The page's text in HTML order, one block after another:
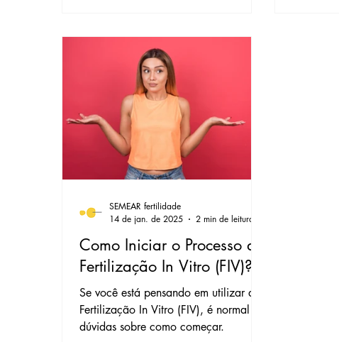
ectópica e busca na FIV uma forma de
evitar a repetição. Vamos entender
essa dinâmica.
Como Iniciar o Processo de
Fertilização In Vitro (FIV)?
Se você está pensando em utilizar a
Fertilização In Vitro (FIV), é normal ter
dúvidas sobre como começar.
SEMEAR fertilidade
14 de jan. de 2025
2 min de leitura